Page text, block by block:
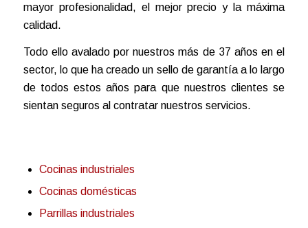
mayor profesionalidad, el mejor precio y la máxima
calidad.
Todo ello avalado por nuestros más de 37 años en el
sector, lo que ha creado un sello de garantía a lo largo
de todos estos años para que nuestros clientes se
sientan seguros al contratar nuestros servicios.
Cocinas industriales
Cocinas domésticas
Parrillas industriales